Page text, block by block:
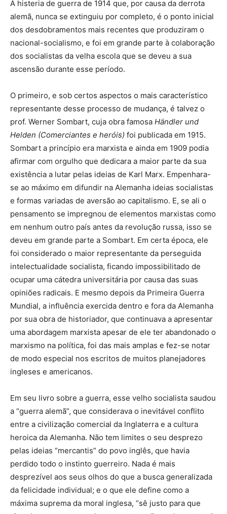
A histeria de guerra de 1914 que, por causa da derrota
alemã, nunca se extinguiu por completo, é o ponto inicial
dos desdobramentos mais recentes que produziram o
nacional-socialismo, e foi em grande parte à colaboração
dos socialistas da velha escola que se deveu a sua
ascensão durante esse período.
O primeiro, e sob certos aspectos o mais característico
representante desse processo de mudança, é talvez o
prof. Werner Sombart, cuja obra famosa Händler und
Helden (Comerciantes e heróis) foi publicada em 1915.
Sombart a princípio era marxista e ainda em 1909 podia
afirmar com orgulho que dedicara a maior parte da sua
existência a lutar pelas ideias de Karl Marx. Empenhara-
se ao máximo em difundir na Alemanha ideias socialistas
e formas variadas de aversão ao capitalismo. E, se ali o
pensamento se impregnou de elementos marxistas como
em nenhum outro país antes da revolução russa, isso se
deveu em grande parte a Sombart. Em certa época, ele
foi considerado o maior representante da perseguida
intelectualidade socialista, ficando impossibilitado de
ocupar uma cátedra universitária por causa das suas
opiniões radicais. E mesmo depois da Primeira Guerra
Mundial, a influência exercida dentro e fora da Alemanha
por sua obra de historiador, que continuava a apresentar
uma abordagem marxista apesar de ele ter abandonado o
marxismo na política, foi das mais amplas e fez-se notar
de modo especial nos escritos de muitos planejadores
ingleses e americanos.
Em seu livro sobre a guerra, esse velho socialista saudou
a “guerra alemã”, que considerava o inevitável conflito
entre a civilização comercial da Inglaterra e a cultura
heroica da Alemanha. Não tem limites o seu desprezo
pelas ideias “mercantis” do povo inglês, que havia
perdido todo o instinto guerreiro. Nada é mais
desprezível aos seus olhos do que a busca generalizada
da felicidade individual; e o que ele define como a
máxima suprema da moral inglesa, “sê justo para que